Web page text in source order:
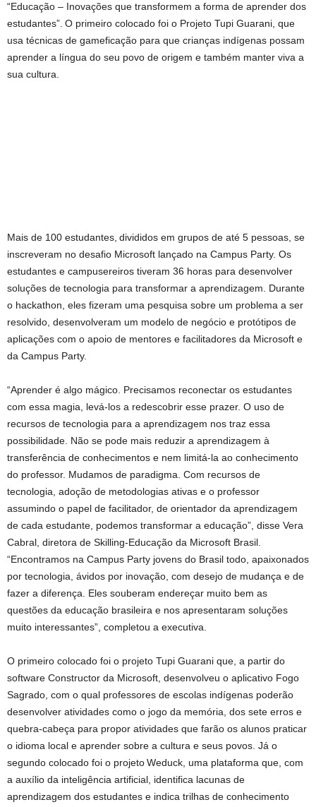
“Educação – Inovações que transformem a forma de aprender dos
estudantes”. O primeiro colocado foi o Projeto Tupi Guarani, que
usa técnicas de gameficação para que crianças indígenas possam
aprender a língua do seu povo de origem e também manter viva a
sua cultura.
Mais de 100 estudantes, divididos em grupos de até 5 pessoas, se
inscreveram no desafio Microsoft lançado na Campus Party. Os
estudantes e campusereiros tiveram 36 horas para desenvolver
soluções de tecnologia para transformar a aprendizagem. Durante
o hackathon, eles fizeram uma pesquisa sobre um problema a ser
resolvido, desenvolveram um modelo de negócio e protótipos de
aplicações com o apoio de mentores e facilitadores da Microsoft e
da Campus Party.
“Aprender é algo mágico. Precisamos reconectar os estudantes
com essa magia, levá-los a redescobrir esse prazer. O uso de
recursos de tecnologia para a aprendizagem nos traz essa
possibilidade. Não se pode mais reduzir a aprendizagem à
transferência de conhecimentos e nem limitá-la ao conhecimento
do professor. Mudamos de paradigma. Com recursos de
tecnologia, adoção de metodologias ativas e o professor
assumindo o papel de facilitador, de orientador da aprendizagem
de cada estudante, podemos transformar a educação”, disse Vera
Cabral, diretora de Skilling-Educação da Microsoft Brasil.
“Encontramos na Campus Party jovens do Brasil todo, apaixonados
por tecnologia, ávidos por inovação, com desejo de mudança e de
fazer a diferença. Eles souberam endereçar muito bem as
questões da educação brasileira e nos apresentaram soluções
muito interessantes”, completou a executiva.
O primeiro colocado foi o projeto Tupi Guarani que, a partir do
software Constructor da Microsoft, desenvolveu o aplicativo Fogo
Sagrado, com o qual professores de escolas indígenas poderão
desenvolver atividades como o jogo da memória, dos sete erros e
quebra-cabeça para propor atividades que farão os alunos praticar
o idioma local e aprender sobre a cultura e seus povos. Já o
segundo colocado foi o projeto Weduck, uma plataforma que, com
a auxílio da inteligência artificial, identifica lacunas de
aprendizagem dos estudantes e indica trilhas de conhecimento